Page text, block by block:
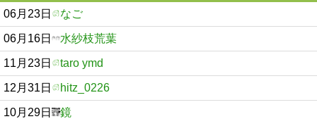
06月23日 なご
06月16日 水紗枝荒葉
11月23日 taro ymd
12月31日 hitz_0226
10月29日 鏡